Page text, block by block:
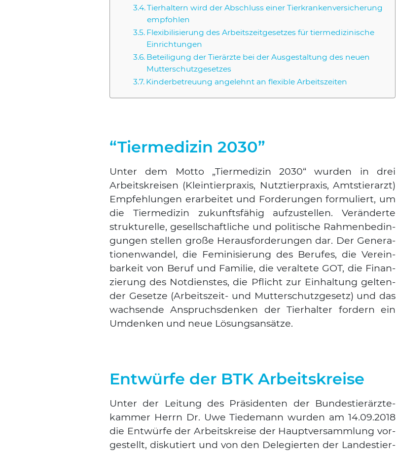
Tier­hal­tern wird der Abschluss einer Tier­kran­ken­ver­si­che­rung
emp­foh­len
Fle­xi­bi­li­sie­rung des Arbeits­zeit­ge­set­zes für tier­me­di­zi­ni­sche
Ein­rich­tun­gen
Betei­li­gung der Tier­ärz­te bei der Aus­ge­stal­tung des neu­en
Mut­ter­schutz­ge­set­zes
Kin­der­be­treu­ung ange­lehnt an fle­xi­ble Arbeits­zei­ten
“Tiermedizin 2030”
Unter dem Mot­to „Tier­me­di­zin 2030“ wur­den in drei
Arbeits­krei­sen (Klein­tier­pra­xis, Nutz­tier­pra­xis, Amts­tier­arzt)
Emp­feh­lun­gen erar­bei­tet und For­de­run­gen for­mu­liert, um
die Tier­me­di­zin zukunfts­fä­hig auf­zu­stel­len. Ver­än­der­te
struk­tu­rel­le, gesell­schaft­li­che und poli­ti­sche Rah­men­be­din­
gun­gen stel­len gro­ße Her­aus­for­de­run­gen dar. Der Gene­ra­
tio­nen­wan­del, die Femi­ni­sie­rung des Beru­fes, die Ver­ein­
bar­keit von Beruf und Fami­lie, die ver­al­te­te GOT, die Finan­
zie­rung des Not­diens­tes, die Pflicht zur Ein­hal­tung gel­ten­
der Geset­ze (Arbeits­zeit- und Mut­ter­schutz­ge­setz) und das
wach­sen­de Anspruchs­den­ken der Tier­hal­ter for­dern ein
Umden­ken und neue Lösungs­an­sät­ze.
Entwürfe der BTK Arbeitskreise
Unter der Lei­tung des Prä­si­den­ten der Bun­des­tier­ärz­te­
kam­mer Herrn Dr. Uwe Tie­de­mann wur­den am 14.09.2018
die Ent­wür­fe der Arbeits­krei­se der Haupt­ver­samm­lung vor­
ge­stellt, dis­ku­tiert und von den Dele­gier­ten der Lan­des­tier­
Suchen nach: